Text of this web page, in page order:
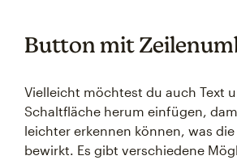
Button mit
Vielleicht möchtest du auch Text
Schaltfläche herum einfügen,
leichter erkennen können, was
bewirkt. Es gibt verschiedene